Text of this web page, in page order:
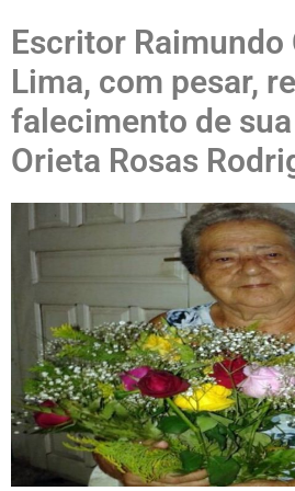
Escritor Raimundo
Lima, com pesar,
falecimento de
Orieta Rosas